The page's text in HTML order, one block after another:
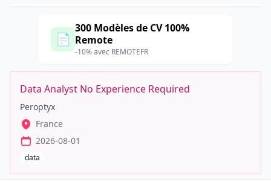
📄
300 Modèles de CV 100%
Remote
-10% avec REMOTEFR
Data Analyst No Experience Required
Peroptyx
France
2026-08-01
data